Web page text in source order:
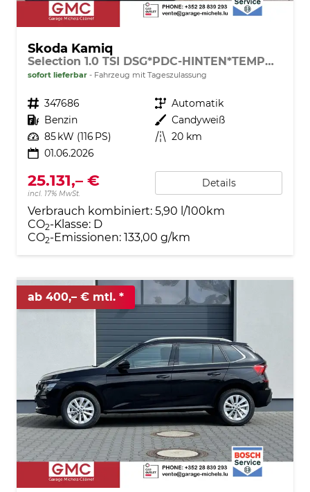
Skoda Kamiq
Selection 1.0 TSI DSG*PDC-HINTEN*TEMPOMAT*SMARTLINK*SHZ*LED*KLIMAAUTOMATIK*
sofort lieferbar Fahrzeug mit Tageszulassung
Fahrzeugnr. 347686 Getriebe Automatik
Kraftstoff Benzin Außenfarbe Candyweiß
Leistung 85 kW (116 PS) Kilometerstand 20 km
01.06.2026
25.131,– €
incl. 17% MwSt.
Details
Verbrauch kombiniert: 5,90 l/100km
CO2-Klasse: D
CO2-Emissionen: 133,00 g/km
ab 400,– € mtl.